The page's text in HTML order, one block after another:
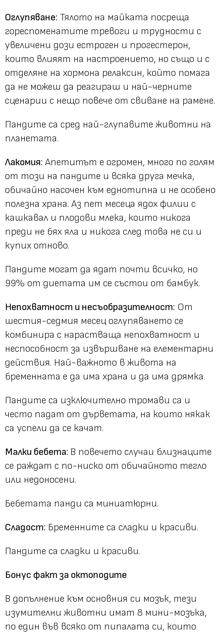
Оглупяване: Тялото на майката посреща
гореспоменатите тревоги и трудности с
увеличени дози естроген и прогестерон,
които влияят на настроението, но също и с
отделяне на хормона релаксин, който помага
да не можеш да реагираш и най-черните
сценарии с нещо повече от свиване на рамене.
Пандите са сред най-глупавите животни на
планетата.
Лакомия: Апетитът е огромен, много по голям
от този на пандите и всяка друга мечка,
обичайно насочен към еднотипна и не особено
полезна храна. Аз пет месеца ядох филии с
кашкавал и плодови млека, които никога
преди не бях яла и никога след това не си и
купих отново.
Пандите могат да ядат почти всичко, но
99% от диетата им се състои от бамбук.
Непохватност и несъобразителност: От
шестия-седмия месец оглупяването се
комбинира с нарастваща непохватност и
неспособност за извършване на елементарни
действия. Най-важното в живота на
бременната е да има храна и да има дрямка.
Пандите са изключително тромави са и
често падат от дърветата, на които някак
са успели да се качат.
Малки бебета: В повечето случаи близнаците
се раждат с по-ниско от обичайното тегло
или недоносени.
Бебетата панди са миниатюрни.
Сладост: Бременните са сладки и красиви.
Пандите са сладки и красиви.
Бонус факт за октоподите
В допълнение към основния си мозък, тези
изумителни животни имат 8 мини-мозъка,
по един във всяко от пипалата си, които